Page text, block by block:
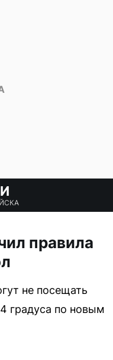
правила
не посещать
градуса по новым